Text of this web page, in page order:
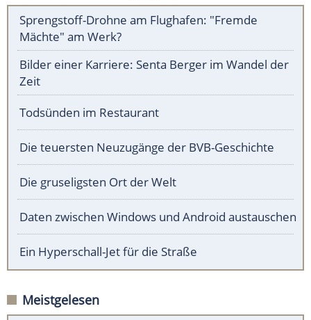
Sprengstoff-Drohne am Flughafen: "Fremde
Mächte" am Werk?
Bilder einer Karriere: Senta Berger im Wandel der
Zeit
Todsünden im Restaurant
Die teuersten Neuzugänge der BVB-Geschichte
Die gruseligsten Ort der Welt
Daten zwischen Windows und Android austauschen
Ein Hyperschall-Jet für die Straße
Meistgelesen